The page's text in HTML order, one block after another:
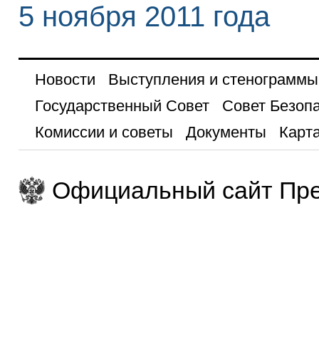
5 ноября 2011 года
Новости
Выступления и стенограммы
Государственный Совет
Совет
Комиссии и советы
Документы
Официальный сайт